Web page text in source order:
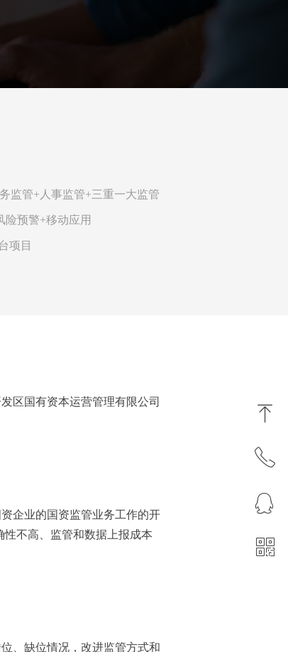
监管+人事监管+三重一大监管
险预警+移动应用
项目
区国有资本运营管理有限公司
企业的国资监管业务工作的开
不高、监管和数据上报成本
、缺位情况，改进监管方式和
ꁸ
回到顶部
ꂅ
400-0851-186
ꁗ
QQ客服
ꀥ